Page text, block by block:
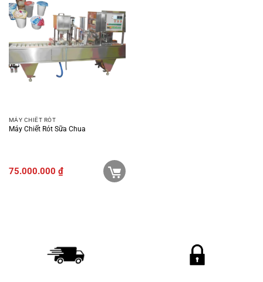
MÁY CHIẾT RÓT
Máy Chiết Rót Sữa Chua
75.000.000 ₫